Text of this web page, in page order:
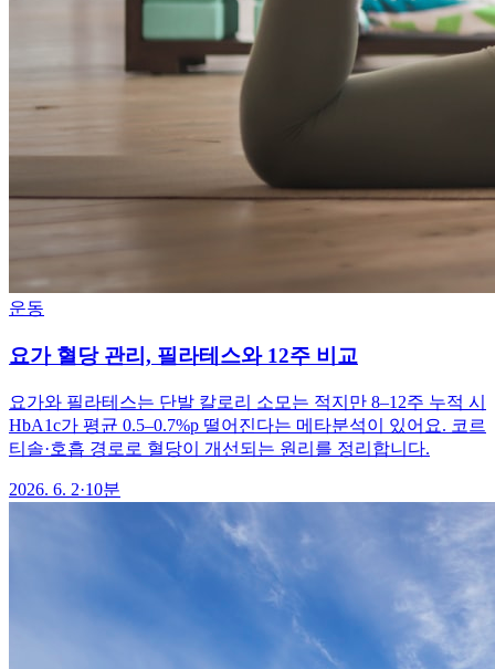
운동
요가 혈당 관리, 필라테스와 12주 비교
요가와 필라테스는 단발 칼로리 소모는 적지만 8–12주 누적 시
HbA1c가 평균 0.5–0.7%p 떨어진다는 메타분석이 있어요. 코르
티솔·호흡 경로로 혈당이 개선되는 원리를 정리합니다.
2026. 6. 2·10분